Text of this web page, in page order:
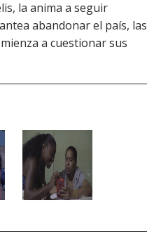
la anima a seguir
abandonar el país, las
a cuestionar sus